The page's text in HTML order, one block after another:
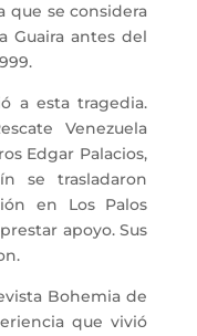
que se considera
Guaira antes del
a esta tragedia.
Venezuela
Edgar Palacios,
se trasladaron
en Los Palos
apoyo. Sus
Bohemia de
que vivió